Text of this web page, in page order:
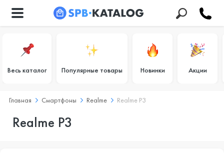
Весь каталог Популярные товары Новинки Акции
Главная Смартфоны Realme Realme P3
Realme P3